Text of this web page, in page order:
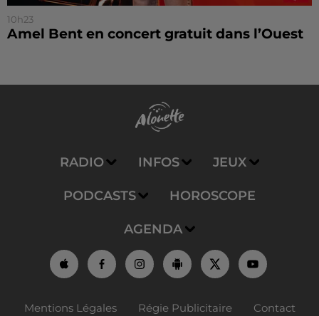
10h23
Amel Bent en concert gratuit dans l’Ouest
RADIO INFOS JEUX
PODCASTS HOROSCOPE
AGENDA
Mentions Légales Régie Publicitaire Contact